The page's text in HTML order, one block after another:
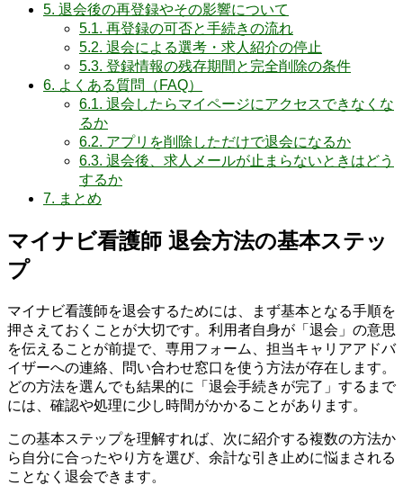
5. 退会後の再登録やその影響について
5.1. 再登録の可否と手続きの流れ
5.2. 退会による選考・求人紹介の停止
5.3. 登録情報の残存期間と完全削除の条件
6. よくある質問（FAQ）
6.1. 退会したらマイページにアクセスできなくな
るか
6.2. アプリを削除しただけで退会になるか
6.3. 退会後、求人メールが止まらないときはどう
するか
7. まとめ
マイナビ看護師 退会方法の基本ステッ
プ
マイナビ看護師を退会するためには、まず基本となる手順を
押さえておくことが大切です。利用者自身が「退会」の意思
を伝えることが前提で、専用フォーム、担当キャリアアドバ
イザーへの連絡、問い合わせ窓口を使う方法が存在します。
どの方法を選んでも結果的に「退会手続きが完了」するまで
には、確認や処理に少し時間がかかることがあります。
この基本ステップを理解すれば、次に紹介する複数の方法か
ら自分に合ったやり方を選び、余計な引き止めに悩まされる
ことなく退会できます。